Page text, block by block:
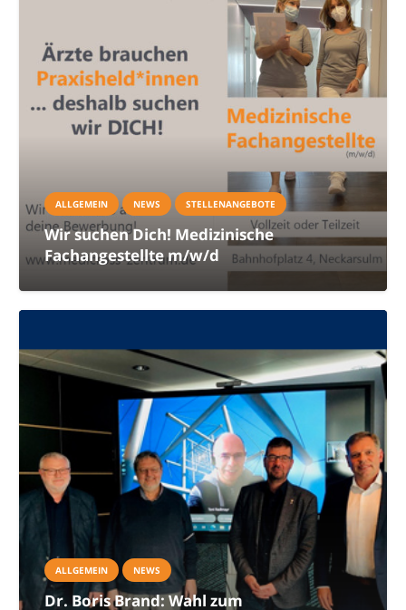
ALLGEMEIN NEWS STELLENANGEBOTE
Wir suchen Dich! Medizinische
Fachangestellte m/w/d
ALLGEMEIN NEWS
Dr. Boris Brand: Wahl zum